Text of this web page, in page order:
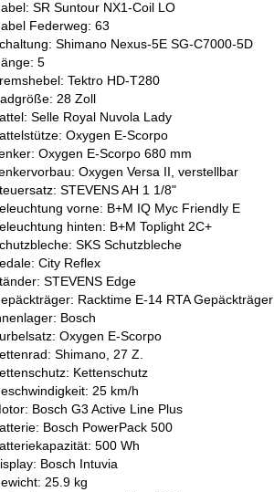
SR Suntour NX1-Coil LO
Federweg: 63
Shimano Nexus-5E SG-C7000-5D
5
Tektro HD-T280
28 Zoll
Selle Royal Nuvola Lady
Oxygen E-Scorpo
Oxygen E-Scorpo 680 mm
Oxygen Versa II, verstellbar
STEVENS AH 1 1/8"
vorne: B+M IQ Myc Friendly E
hinten: B+M Toplight 2C+
SKS Schutzbleche
City Reflex
STEVENS Edge
Racktime E-14 RTA Gepäckträger
Bosch
Oxygen E-Scorpo
Shimano, 27 Z.
Kettenschutz
25 km/h
Bosch G3 Active Line Plus
Bosch PowerPack 500
500 Wh
Bosch Intuvia
25.9 kg